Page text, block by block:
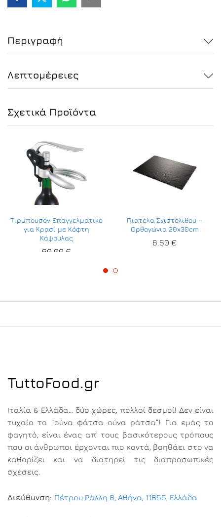
Περιγραφή
Λεπτομέρειες
Σχετικά Προϊόντα
Τιρμπουσόν Επαγγελματικό
για Κρασί με Κόφτη
Κάψουλας
60.00 €
Πιατέλα Σχιστόλιθου –
Ορθογώνια 20x30cm
6.50 €
TuttoFood.gr
Ιταλία & Ελλάδα… δύο χώρες, πολλοί δεσμοί! Δεν είναι
τυχαίο το “ούνα φάτσα ούνα ράτσα”! Για εμάς το
φαγητό, είναι ένας απ’ τους βασικότερους τρόπους
που οι άνθρωποι έρχονται πιο κοντά, βοηθάει στο να
καθορίζει και να διατηρεί τις διαπροσωπικές
σχέσεις.
Διεύθυνση: Πέτρου Ράλλη 8, Αθήνα, 11855, Ελλάδα